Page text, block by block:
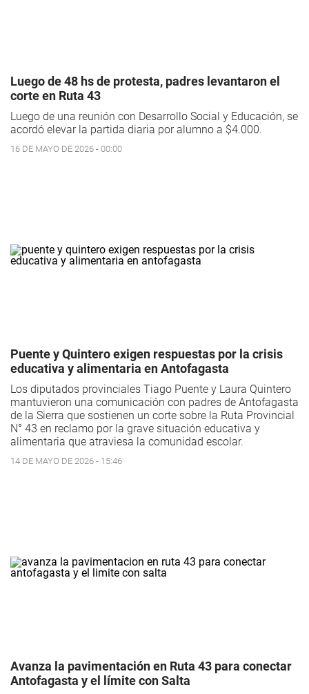
Luego de 48 hs de protesta, padres levantaron el
corte en Ruta 43
Luego de una reunión con Desarrollo Social y Educación, se
acordó elevar la partida diaria por alumno a $4.000.
16 DE MAYO DE 2026 - 00:00
Puente y Quintero exigen respuestas por la crisis
educativa y alimentaria en Antofagasta
Los diputados provinciales Tiago Puente y Laura Quintero
mantuvieron una comunicación con padres de Antofagasta
de la Sierra que sostienen un corte sobre la Ruta Provincial
N° 43 en reclamo por la grave situación educativa y
alimentaria que atraviesa la comunidad escolar.
14 DE MAYO DE 2026 - 15:46
Avanza la pavimentación en Ruta 43 para conectar
Antofagasta y el límite con Salta